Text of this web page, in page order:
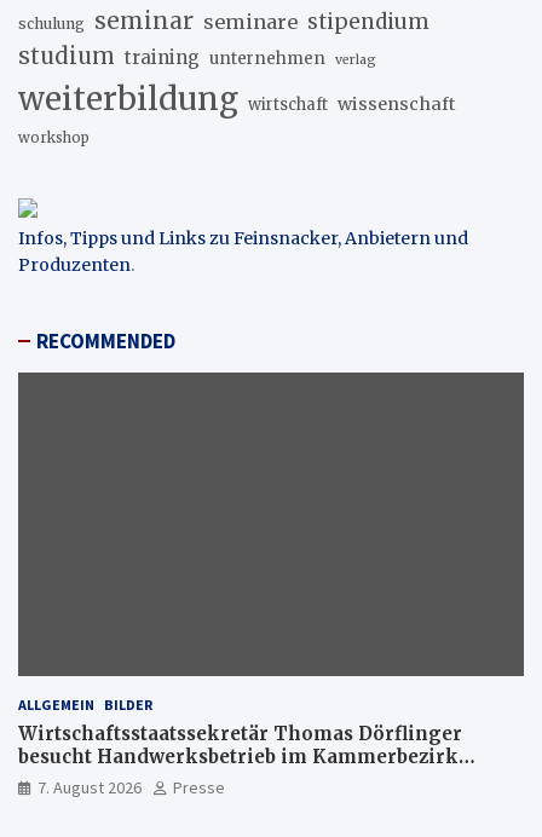
schulung seminar seminare stipendium
studium training unternehmen verlag
weiterbildung wirtschaft wissenschaft
workshop
Infos, Tipps und Links zu Feinsnacker, Anbietern und
Produzenten.
RECOMMENDED
ALLGEMEIN BILDER
Wirtschaftsstaatssekretär Thomas Dörflinger
besucht Handwerksbetrieb im Kammerbezirk
Freiburg
7. August 2026 Presse